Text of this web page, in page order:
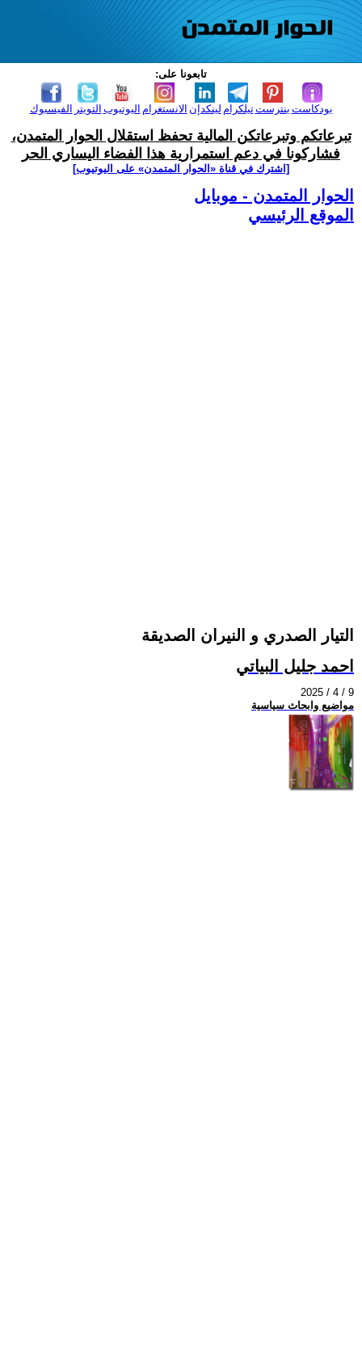
تابعونا على:
الفيسبوك التويتر اليوتيوب الانستغرام لينكدإن تيلكرامبنترست بودكاست
تبرعاتكم وتبرعاتكن المالية تحفظ استقلال الحوار المتمدن،
فشاركونا في دعم استمرارية هذا الفضاء اليساري الحر
[اشترك في قناة ‫«الحوار المتمدن» على اليوتيوب]
الحوار المتمدن - موبايل
الموقع الرئيسي
التيار الصدري و النيران الصديقة
احمد جليل البياتي
2025 / 4 / 9
مواضيع وابحاث سياسية